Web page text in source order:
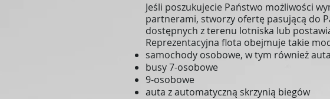
Jeśli poszukujecie Państwo możliwości
partnerami, stworzy ofertę pasującą do
dostępnych z terenu lotniska lub
Reprezentacyjna flota obejmuje takie
samochody osobowe, w tym również
busy 7-osobowe
9-osobowe
auta z automatyczną skrzynią biegów